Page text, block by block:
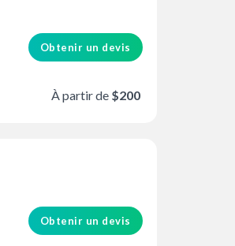
Obtenir un devis
À partir de $200
Obtenir un devis